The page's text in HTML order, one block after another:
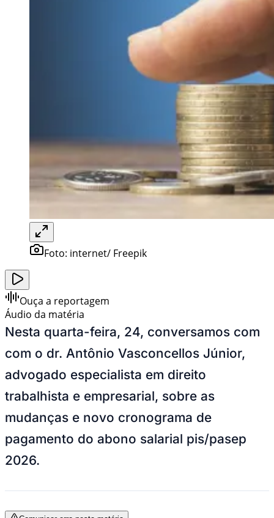
Foto: internet/ Freepik
Ouça a reportagem
Áudio da matéria
Nesta quarta-feira, 24, conversamos com
com o dr. Antônio Vasconcellos Júnior,
advogado especialista em direito
trabalhista e empresarial, sobre as
mudanças e novo cronograma de
pagamento do abono salarial pis/pasep
2026.